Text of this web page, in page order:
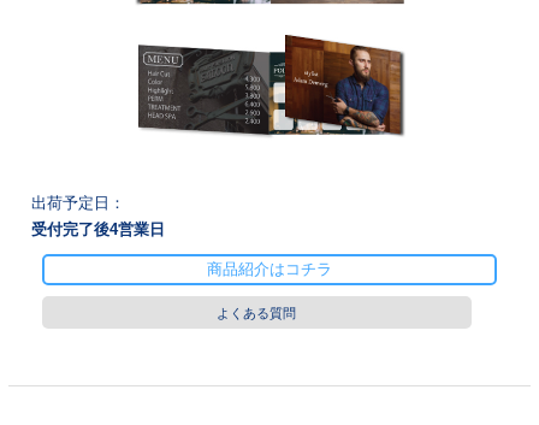
＆盛り上げ印刷
型マル型印刷
刷
印刷
印刷
17 18
19
24 25
26
出荷予定日：
受付完了後4営業日
商品紹介はコチラ
よくある質問